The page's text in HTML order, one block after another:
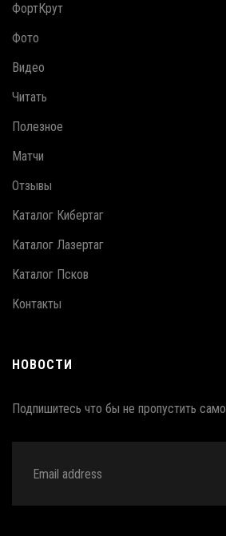
ФортКрут
Фото
Видео
Читать
Полезное
Матчи
Отзывы
Каталог Кибертаг
Каталог Лазертаг
Каталог Псков
Контакты
НОВОСТИ
Подпишитесь что бы не пропустить